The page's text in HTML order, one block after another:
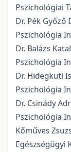
Pszichológiai
Dr. Pék Győző
Pszichológia
Dr. Balázs
Pszichológia
Dr. Hidegkuti
Pszichológia
Dr. Csinády
Pszichológia
Kőműves
Egészségügyi